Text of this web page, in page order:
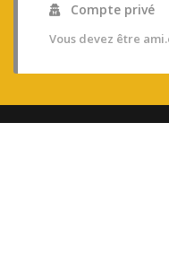
Compte privé
Vous devez être